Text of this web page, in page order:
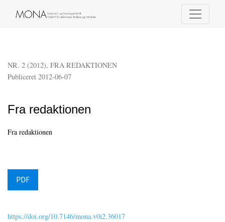
NR. 2 (2012), FRA REDAKTIONEN
Fra redaktionen
Publiceret 2012-06-07
Fra redaktionen
PDF
https://doi.org/10.7146/mona.v0i2.36017